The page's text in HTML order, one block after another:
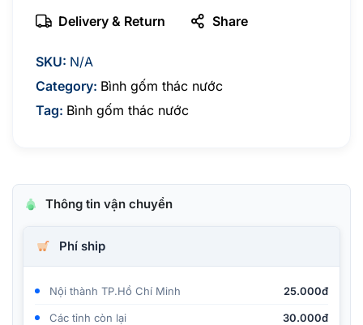
len
cao
lượng
Delivery & Return Share
SKU: N/A
Category: Bình gốm thác nước
Tag: Bình gốm thác nước
Thông tin vận chuyển
Phí ship
Nội thành TP.Hồ Chí Minh 25.000đ
Các tỉnh còn lại 30.000đ